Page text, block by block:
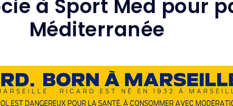
à Sport Med pour
Méditerranée